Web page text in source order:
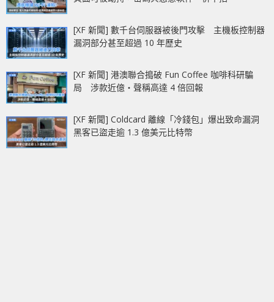
[XF 新聞] 數千台伺服器被後門攻擊 主機板控制器
漏洞部分甚至超過 10 年歷史
[XF 新聞] 港澳聯合搗破 Fun Coffee 咖啡科研騙
局 涉款近億‧聲稱高達 4 倍回報
[XF 新聞] Coldcard 離線「冷錢包」爆出致命漏洞
黑客已盜走逾 1.3 億美元比特幣